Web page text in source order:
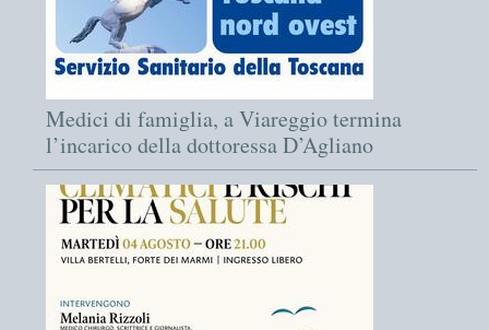
Medici di famiglia, a Viareggio termina
l’incarico della dottoressa D’Agliano